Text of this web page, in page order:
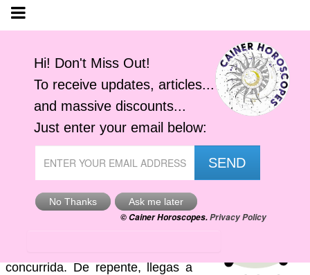
Horóscopo Piscis
Domingo, 9 Agosto 2026
Cainer Horoscopes
Tu Horóscopo Semanal de
concurrida. De repente, llegas a